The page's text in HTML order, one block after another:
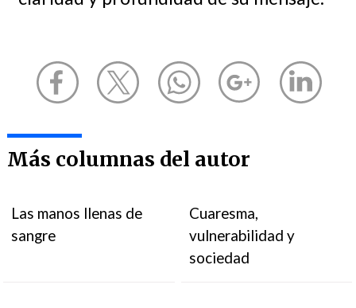
Más columnas del autor
Las manos llenas de
sangre
Cuaresma,
vulnerabilidad y
sociedad